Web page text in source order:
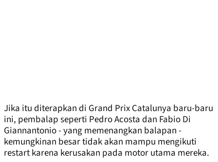
Jika itu diterapkan di Grand Prix Catalunya baru-baru
ini, pembalap seperti Pedro Acosta dan Fabio Di
Giannantonio - yang memenangkan balapan -
kemungkinan besar tidak akan mampu mengikuti
restart karena kerusakan pada motor utama mereka.